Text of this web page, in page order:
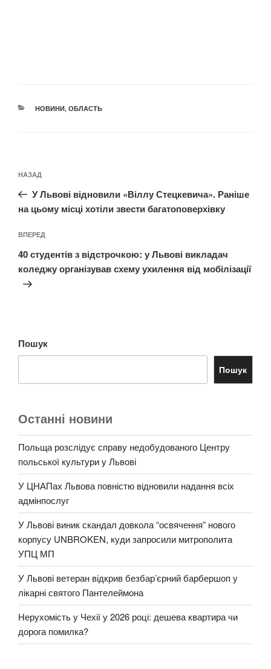
КАТЕГОРІЇ
НОВИНИ, ОБЛАСТЬ
записів
Попередній
запис:
НАЗАД
У Львові відновили «Віллу Стецкевича». Раніше
на цьому місці хотіли звести багатоповерхівку
Наступний
запис
ВПЕРЕД
40 студентів з відстрочкою: у Львові викладач
коледжу організував схему ухилення від мобілізації
Пошук
Пошук
Останні новини
Польща розслідує справу недобудованого Центру
польської культури у Львові
У ЦНАПах Львова повністю відновили надання всіх
адмінпослуг
У Львові виник скандал довкола “освячення” нового
корпусу UNBROKEN, куди запросили митрополита
УПЦ МП
У Львові ветеран відкрив безбар’єрний барбершоп у
лікарні святого Пантелеймона
Нерухомість у Чехії у 2026 році: дешева квартира чи
дорога помилка?